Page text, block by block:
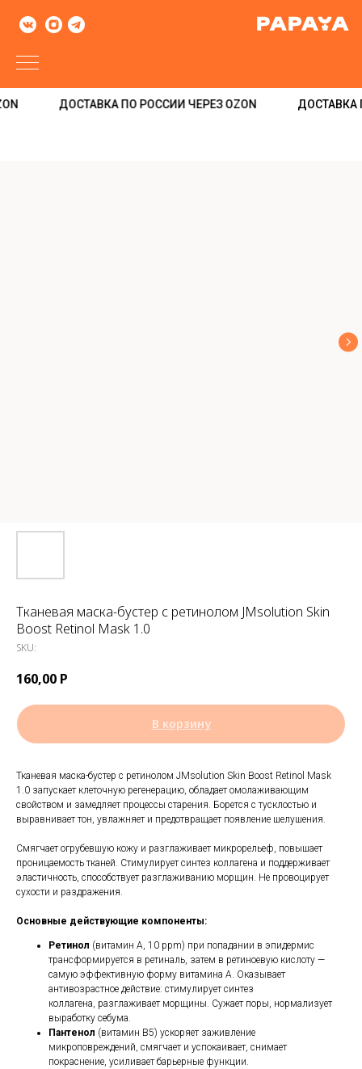
ДОСТАВКА ПО РОССИИ ЧЕРЕЗ OZON ДОСТАВКА
Тканевая маска-бустер с ретинолом JMsolution Skin
Boost Retinol Mask 1.0
SKU:
160,00 Р
В корзину
Тканевая маска-бустер с ретинолом JMsolution Skin Boost Retinol Mask
1.0 запускает клеточную регенерацию, обладает омолаживающим
свойством и замедляет процессы старения. Борется с тусклостью и
выравнивает тон, увлажняет и предотвращает появление шелушения.
Смягчает огрубевшую кожу и разглаживает микрорельеф, повышает
проницаемость тканей. Стимулирует синтез коллагена и поддерживает
эластичность, способствует разглаживанию морщин. Не провоцирует
сухости и раздражения.
Основные действующие компоненты:
Ретинол (витамин A, 10 ppm) при попадании в эпидермис
трансформируется в ретиналь, затем в ретиноевую кислоту —
самую эффективную форму витамина A. Оказывает
антивозрастное действие: стимулирует синтез
коллагена, разглаживает морщины. Сужает поры, нормализует
выработку себума.
Пантенол (витамин B5) ускоряет заживление
микроповреждений, смягчает и успокаивает, снимает
покраснение, усиливает барьерные функции.